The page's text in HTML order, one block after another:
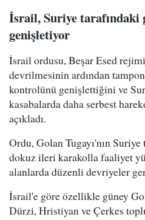
İsrail, Suriye tarafındaki
genişletiyor
İsrail ordusu, Beşar Esed
devrilmesinin ardından
kontrolünü genişlettiğini ve
kasabalarda daha serbest
açıkladı.
Ordu, Golan Tugayı'nın
dokuz ileri karakolla faaliyet
alanlarda düzenli devriyeler
İsrail'e göre özellikle güney
Dürzi, Hristiyan ve Çerkes